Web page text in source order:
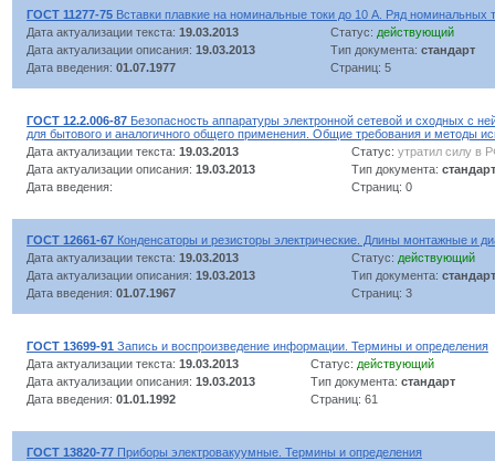
ГОСТ 11277-75 Вставки плавкие на номинальные токи до 10 А. Ряд номинальных
Дата актуализации текста: 19.03.2013 Статус: действующий
Дата актуализации описания: 19.03.2013 Тип документа: стандарт
Дата введения: 01.07.1977 Страниц: 5
ГОСТ 12.2.006-87 Безопасность аппаратуры электронной сетевой и сходных с
для бытового и аналогичного общего применения. Общие требования и методы
Дата актуализации текста: 19.03.2013 Статус: утратил силу в
Дата актуализации описания: 19.03.2013 Тип документа: стандарт
Дата введения:
Страниц: 0
ГОСТ 12661-67 Конденсаторы и резисторы электрические. Длины монтажные и
Дата актуализации текста: 19.03.2013 Статус: действующий
Дата актуализации описания: 19.03.2013 Тип документа: стандарт
Дата введения: 01.07.1967 Страниц: 3
ГОСТ 13699-91 Запись и воспроизведение информации. Термины и определения
Дата актуализации текста: 19.03.2013 Статус: действующий
Дата актуализации описания: 19.03.2013 Тип документа: стандарт
Дата введения: 01.01.1992 Страниц: 61
ГОСТ 13820-77 Приборы электровакуумные. Термины и определения